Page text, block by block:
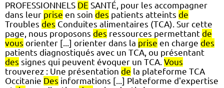
PROFESSIONNELS DE SANTÉ, pour les accompagner
dans leur prise en soin des patients atteints de
Troubles des Conduites alimentaires (TCA). Sur cette
page, nous proposons des ressources permettant de
vous orienter [...] orienter dans la prise en charge des
patients diagnostiqués avec un TCA, ou présentant
des signes qui peuvent évoquer un TCA. Vous
trouverez : Une présentation de la plateforme TCA
Occitanie Des informations [...] Plateforme d'expertise